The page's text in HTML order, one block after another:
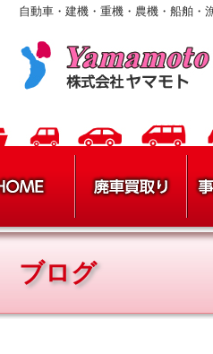
自動車・建機・重機・農機・船舶・
ブログ